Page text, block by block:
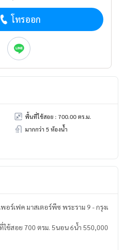
โทรออก
พื้นที่ใช้สอย : 700.00 ตร.ม.
มากกว่า 5 ห้องน้ำ
พอร์เฟค มาสเตอร์พีซ พระราม 9 - กรุงเ
ย 700 ตรม. 5นอน 6น้ำ 550,000